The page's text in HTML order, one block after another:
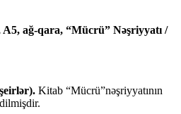
ağ-qara, “Mücrü” Nəşriyyatı /
Kitab “Mücrü”nəşriyyatının